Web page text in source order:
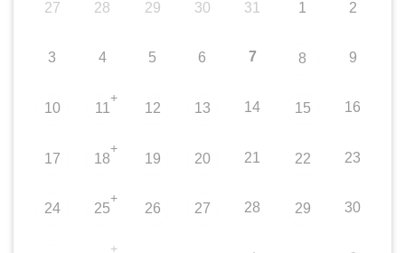
27 28 29 30 31 1 2
3 4 5 6 7 8 9
10 11
+
12 13 14 15 16
17 18
+
19 20 21 22 23
24 25
+
26 27 28 29 30
+